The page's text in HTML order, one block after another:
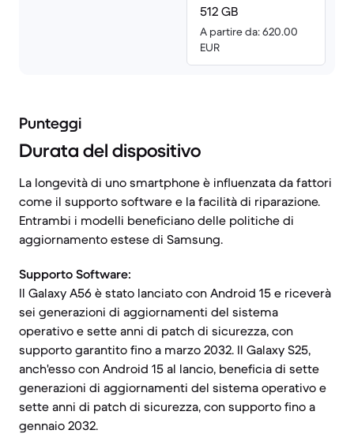
512 GB
A partire da: 620.00
EUR
Punteggi
Durata del dispositivo
La longevità di uno smartphone è influenzata da fattori
come il supporto software e la facilità di riparazione.
Entrambi i modelli beneficiano delle politiche di
aggiornamento estese di Samsung.
Supporto Software:
Il Galaxy A56 è stato lanciato con Android 15 e riceverà
sei generazioni di aggiornamenti del sistema
operativo e sette anni di patch di sicurezza, con
supporto garantito fino a marzo 2032. Il Galaxy S25,
anch'esso con Android 15 al lancio, beneficia di sette
generazioni di aggiornamenti del sistema operativo e
sette anni di patch di sicurezza, con supporto fino a
gennaio 2032.